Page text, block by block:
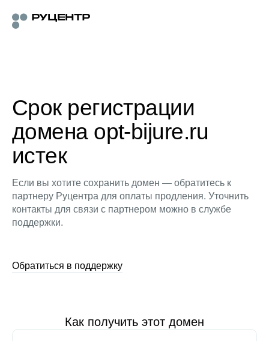
Срок регистрации
домена opt-bijure.ru
истек
Если вы хотите сохранить домен — обратитесь к
партнеру Руцентра для оплаты продления. Уточнить
контакты для связи с партнером можно в службе
поддержки.
Обратиться в поддержку
Как получить этот домен